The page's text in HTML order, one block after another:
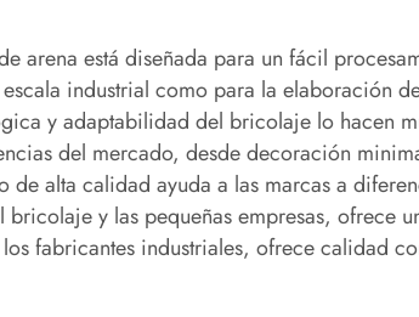
arena está diseñada para un fácil
industrial como para la elaboración
y adaptabilidad del bricolaje lo hacen
del mercado, desde decoración
de alta calidad ayuda a las marcas a
bricolaje y las pequeñas empresas, ofrece
fabricantes industriales, ofrece calidad